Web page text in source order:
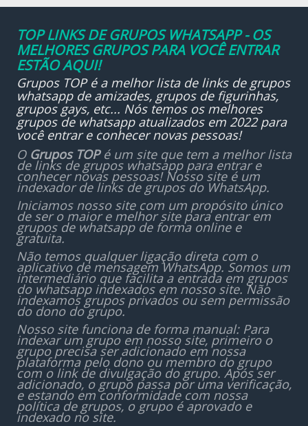
TOP LINKS DE GRUPOS WHATSAPP - OS
MELHORES GRUPOS PARA VOCÊ ENTRAR
ESTÃO AQUI!
Grupos TOP é a melhor lista de links de grupos
whatsapp de amizades, grupos de figurinhas,
grupos gays, etc... Nós temos os melhores
grupos de whatsapp atualizados em 2022 para
você entrar e conhecer novas pessoas!
O Grupos TOPé um site que tem a melhor lista
de links de grupos whatsapp para entrar e
conhecer novas pessoas! Nosso site é um
indexador de links de grupos do WhatsApp.
Iniciamos nosso site com um propósito único
de ser o maior e melhor site para entrar em
grupos de whatsapp de forma online e
gratuita.
Não temos qualquer ligação direta com o
aplicativo de mensagem WhatsApp. Somos um
intermediário que facilita a entrada em grupos
do whatsapp indexados em nosso site. Não
indexamos grupos privados ou sem permissão
do dono do grupo.
Nosso site funciona de forma manual: Para
indexar um grupo em nosso site, primeiro o
grupo precisa ser adicionado em nossa
plataforma pelo dono ou membro do grupo
com o link de divulgação do grupo. Após ser
adicionado, o grupo passa por uma verificação,
e estando em conformidade com nossa
política de grupos, o grupo é aprovado e
indexado no site.